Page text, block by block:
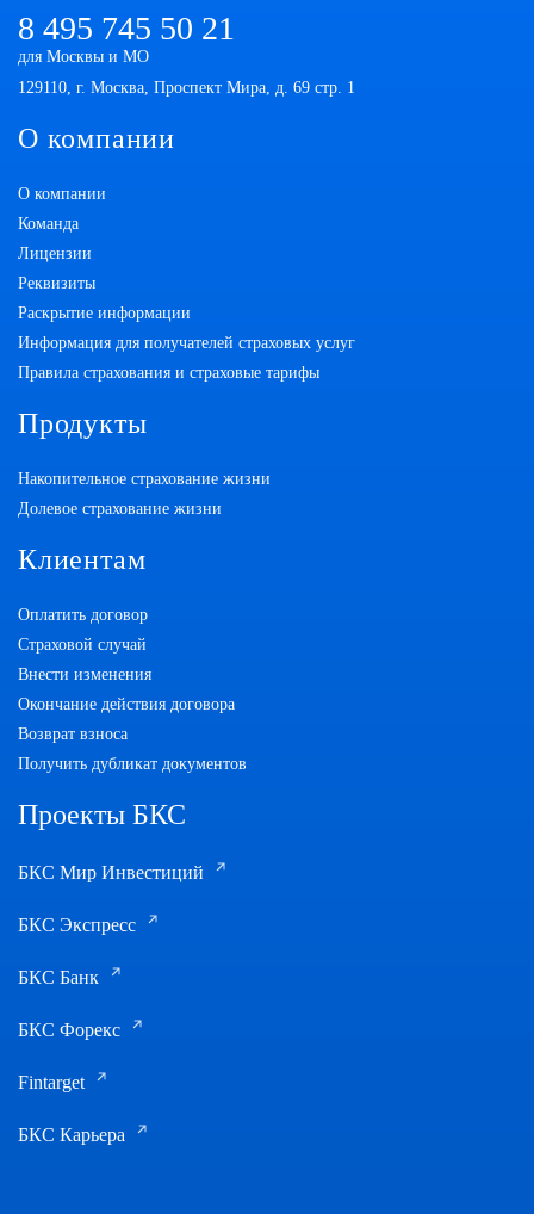
8 495 745 50 21
для Москвы и МО
129110, г. Москва, Проспект Мира, д. 69 стр. 1
О компании
О компании
Команда
Лицензии
Реквизиты
Раскрытие информации
Информация для получателей страховых услуг
Правила страхования и страховые тарифы
Продукты
Накопительное страхование жизни
Долевое страхование жизни
Клиентам
Оплатить договор
Страховой случай
Внести изменения
Окончание действия договора
Возврат взноса
Получить дубликат документов
Проекты БКС
БКС Мир Инвестиций
БКС Экспресс
БКС Банк
БКС Форекс
Fintarget
БКС Карьера